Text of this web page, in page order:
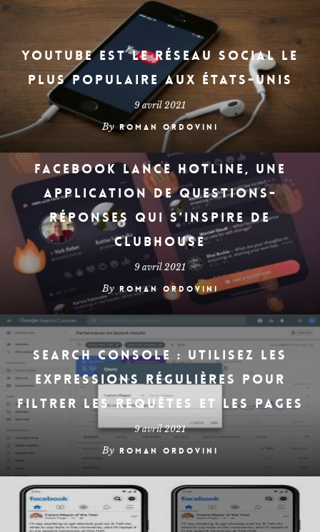
YouTube est le réseau social le
plus populaire aux États-Unis
9 avril 2021
By Roman Ordovini
Facebook lance Hotline, une
application de questions-
réponses qui s’inspire de
Clubhouse
9 avril 2021
By Roman Ordovini
Search Console : utilisez les
expressions régulières pour
filtrer les requêtes et les pages
9 avril 2021
By Roman Ordovini